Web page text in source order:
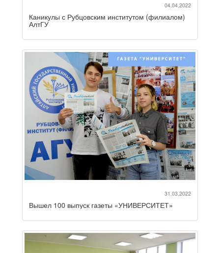
04.04.2022
Каникулы с Рубцовским институтом (филиалом)
АлтГУ
31.03.2022
Вышел 100 выпуск газеты «УНИВЕРСИТЕТ»